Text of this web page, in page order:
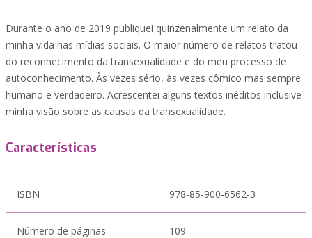
Durante o ano de 2019 publiquei quinzenalmente um relato da
minha vida nas mídias sociais. O maior número de relatos tratou
do reconhecimento da transexualidade e do meu processo de
autoconhecimento. Às vezes sério, às vezes cômico mas sempre
humano e verdadeiro. Acrescentei alguns textos inéditos inclusive
minha visão sobre as causas da transexualidade.
Características
ISBN 978-85-900-6562-3
Número de páginas 109